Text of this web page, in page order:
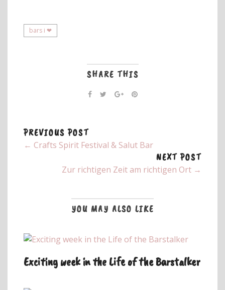
bars i ❤
SHARE THIS
PREVIOUS POST
← Crafts Spirit Festival & Salut Bar
NEXT POST
Zur richtigen Zeit am richtigen Ort →
YOU MAY ALSO LIKE
Exciting week in the Life of the Barstalker